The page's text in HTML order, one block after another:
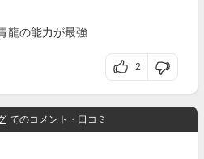
龍の能力が最強
2
でのコメント・口コミ